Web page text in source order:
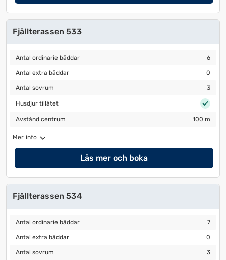
Fjällterassen 533
Antal ordinarie bäddar
Antal ordinarie bäddar 6
Antal extra bäddar
Antal extra bäddar 0
Antal sovrum
Antal sovrum 3
Husdjur tillåtet
Husdjur tillåtet
Avstånd centrum
Avstånd centrum 100 m
Mer info
Läs mer och boka
Fjällterassen 534
Antal ordinarie bäddar
Antal ordinarie bäddar 7
Antal extra bäddar
Antal extra bäddar 0
Antal sovrum
Antal sovrum 3